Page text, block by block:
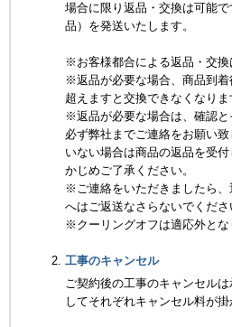
場合に限り返品・交換は可能
品）を発送いたします。
※お客様都合による返品・交換
※返品が必要な場合、商品到
超えますと交換できなくなりま
※返品が必要な場合は、確認
必ず弊社までご連絡をお願い
いない場合は商品の返品を受
かじめご了承ください。
※ご連絡をいただきましたら
へはご返送なさらないでくださ
※クーリングオフは適応外とな
工事のキャンセル
ご契約後の工事のキャンセル
してそれぞれキャンセル料が